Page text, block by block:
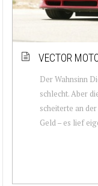
VECTOR
Der Wahnsinn
schlecht. Aber
scheiterte an
Geld – es lief